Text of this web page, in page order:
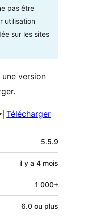
pas être
utilisation
sur les sites
version
Télécharger
5.5.9
il y a 4 mois
1 000+
6.0 ou plus